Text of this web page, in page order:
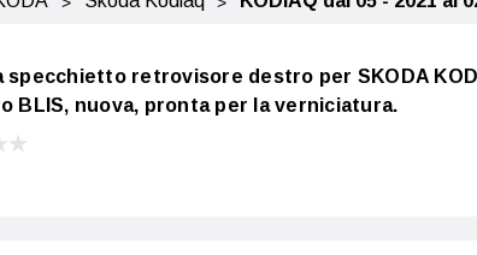
specchietto retrovisore destro per SKODA
BLIS, nuova, pronta per la verniciatura.